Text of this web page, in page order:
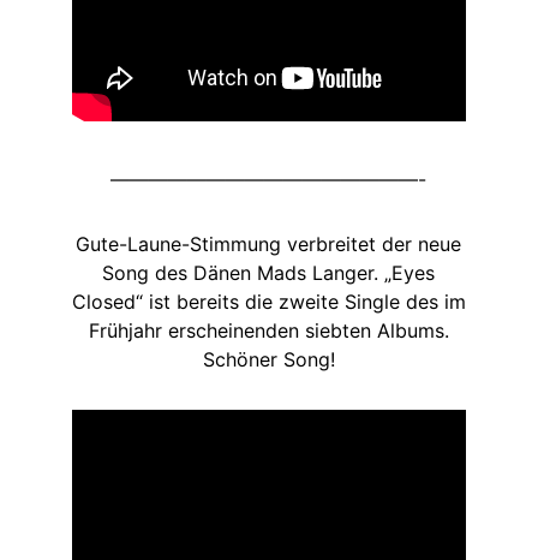
————————————————-
Gute-Laune-Stimmung verbreitet der neue
Song des Dänen Mads Langer. „Eyes
Closed“ ist bereits die zweite Single des im
Frühjahr erscheinenden siebten Albums.
Schöner Song!